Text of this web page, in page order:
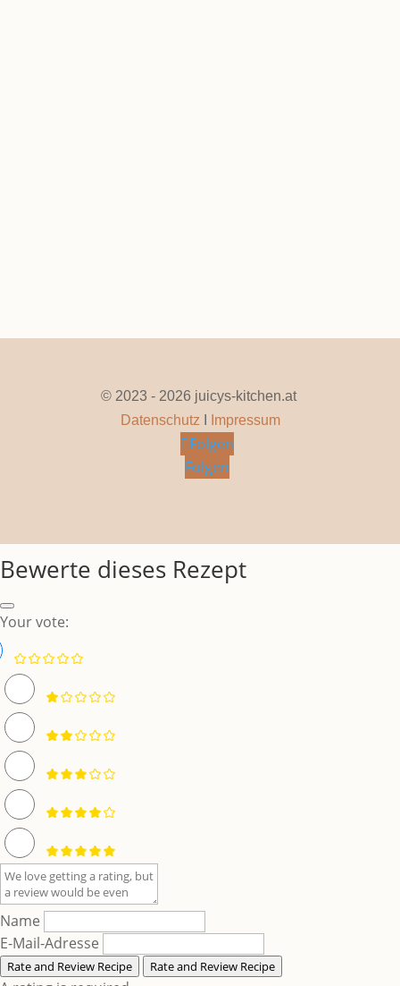
© 2023 - 2026 juicys-kitchen.at
Datenschutz
Impressum
Folgen
Folgen
Bewerte dieses Rezept
Your vote:
Name
E-Mail-Adresse
Rate and Review Recipe Rate and Review Recipe